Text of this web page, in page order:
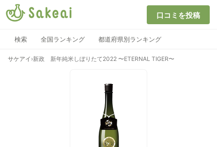
口コミを投稿
検索 全国ランキング 都道府県別ランキング
サケアイ ›新政 新年純米しぼりたて2022 〜ETERNAL TIGER〜